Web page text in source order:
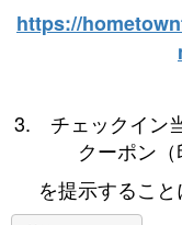
https://
3. チェックイン
クーポン（
を提示すること